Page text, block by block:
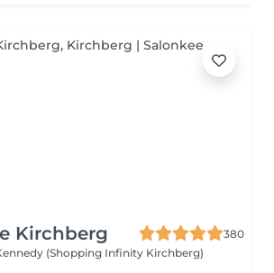
Kirchberg
380
(Shopping Infinity Kirchberg)